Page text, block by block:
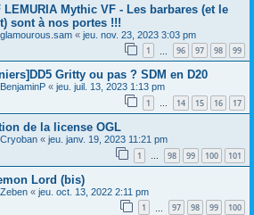
LEMURIA Mythic VF - Les barbares (et le
sont à nos portes !!!
glamourous.sam « jeu. nov. 23, 2023 3:03 pm
1 96 97 98 99
Gritty ou pas ? SDM en D20
BenjaminP « jeu. juil. 13, 2023 1:13 pm
1 … 14 15 16 17
de la license OGL
Cryoban « jeu. janv. 19, 2023 11:21 pm
1 … 98 99 100 101
Lord (bis)
Zeben « jeu. oct. 13, 2022 2:11 pm
1 97 98 99 100